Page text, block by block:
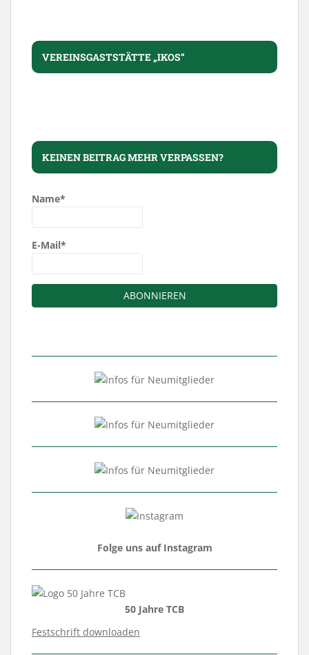
VEREINSGASTSTÄTTE „IKOS“
KEINEN BEITRAG MEHR VERPASSEN?
Name*
E-Mail*
Folge uns auf Instagram
50 Jahre TCB
Festschrift downloaden